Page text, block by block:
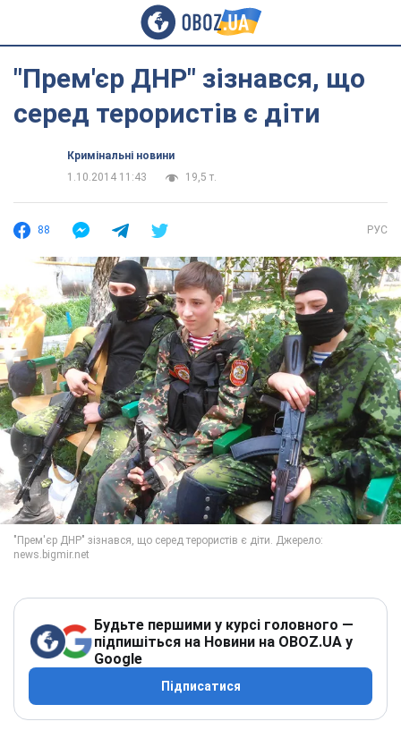
"Прем'єр ДНР" зізнався, що
серед терористів є діти
Кримінальні новини
1.10.2014 11:43
19,5 т.
88 РУС
Будьте першими у курсі головного —
підпишіться на Новини на OBOZ.UA у
Google
Підписатися